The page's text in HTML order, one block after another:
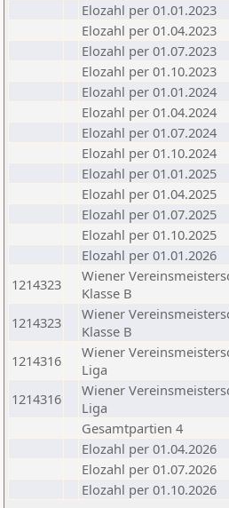
Elozahl per 01.01.2023
Elozahl per 01.04.2023
Elozahl per 01.07.2023
Elozahl per 01.10.2023
Elozahl per 01.01.2024
Elozahl per 01.04.2024
Elozahl per 01.07.2024
Elozahl per 01.10.2024
Elozahl per 01.01.2025
Elozahl per 01.04.2025
Elozahl per 01.07.2025
Elozahl per 01.10.2025
Elozahl per 01.01.2026
1214323
Wiener
Klasse B
1214323
Wiener
Klasse B
1214316
Wiener
Liga
1214316
Wiener
Liga
Gesamtpartien 4
Elozahl per 01.04.2026
Elozahl per 01.07.2026
Elozahl per 01.10.2026